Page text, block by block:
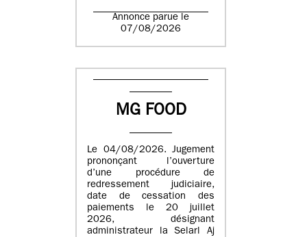
Annonce parue le
07/08/2026
MG FOOD
Le 04/08/2026. Jugement
prononçant l’ouverture
d’une procédure de
redressement judiciaire,
date de cessation des
paiements le 20 juillet
2026, désignant
administrateur la Selarl Aj